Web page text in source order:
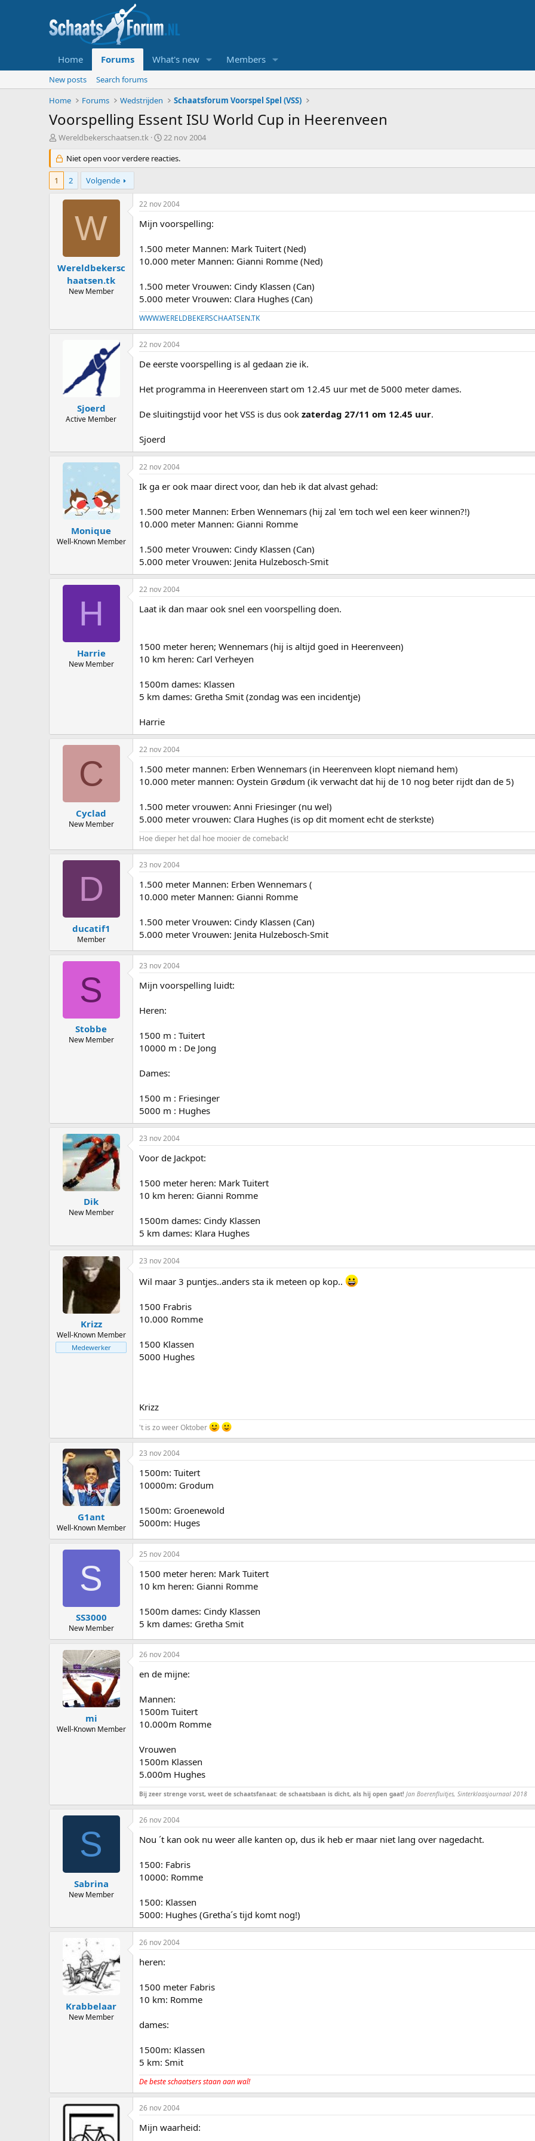
Home Forums What's new Members
New posts
Search forums
Home
Forums Wedstrijden Schaatsforum Voorspel Spel (VSS)
Voorspelling Essent ISU World Cup in Heerenveen
T
p
i
s
Wereldbekerschaatsen.tk
S
a
r
a
t
u
22 nov 2004
Niet open voor verdere reacties.
1 2 Volgende
W
Wereldbekersc
haatsen.tk
New Member
22 nov 2004
Mijn voorspelling:
1.500 meter Mannen: Mark Tuitert (Ned)
10.000 meter Mannen: Gianni Romme (Ned)
1.500 meter Vrouwen: Cindy Klassen (Can)
5.000 meter Vrouwen: Clara Hughes (Can)
WWW.WERELDBEKERSCHAATSEN.TK
Sjoerd
Active Member
22 nov 2004
De eerste voorspelling is al gedaan zie ik.
Het programma in Heerenveen start om 12.45 uur met de 5000 meter dames.
De sluitingstijd voor het VSS is dus ook zaterdag 27/11 om 12.45 uur.
Sjoerd
Monique
Well-Known Member
22 nov 2004
Ik ga er ook maar direct voor, dan heb ik dat alvast gehad:
1.500 meter Mannen: Erben Wennemars (hij zal 'em toch wel een keer winnen?!)
10.000 meter Mannen: Gianni Romme
1.500 meter Vrouwen: Cindy Klassen (Can)
5.000 meter Vrouwen: Jenita Hulzebosch-Smit
H
Harrie
New Member
22 nov 2004
Laat ik dan maar ook snel een voorspelling doen.
1500 meter heren; Wennemars (hij is altijd goed in Heerenveen)
10 km heren: Carl Verheyen
1500m dames: Klassen
5 km dames: Gretha Smit (zondag was een incidentje)
Harrie
C
Cyclad
New Member
22 nov 2004
1.500 meter mannen: Erben Wennemars (in Heerenveen klopt niemand hem)
10.000 meter mannen: Oystein Grødum (ik verwacht dat hij de 10 nog beter rijdt dan de 5)
1.500 meter vrouwen: Anni Friesinger (nu wel)
5.000 meter vrouwen: Clara Hughes (is op dit moment echt de sterkste)
Hoe dieper het dal hoe mooier de comeback!
D
ducatif1
Member
23 nov 2004
1.500 meter Mannen: Erben Wennemars (
10.000 meter Mannen: Gianni Romme
1.500 meter Vrouwen: Cindy Klassen (Can)
5.000 meter Vrouwen: Jenita Hulzebosch-Smit
S
Stobbe
New Member
23 nov 2004
Mijn voorspelling luidt:
Heren:
1500 m : Tuitert
10000 m : De Jong
Dames:
1500 m : Friesinger
5000 m : Hughes
Dik
New Member
23 nov 2004
Voor de Jackpot:
1500 meter heren: Mark Tuitert
10 km heren: Gianni Romme
1500m dames: Cindy Klassen
5 km dames: Klara Hughes
Krizz
Well-Known Member
Medewerker
23 nov 2004
Wil maar 3 puntjes..anders sta ik meteen op kop..
1500 Frabris
10.000 Romme
1500 Klassen
5000 Hughes
Krizz
't is zo weer Oktober
G1ant
Well-Known Member
23 nov 2004
1500m: Tuitert
10000m: Grodum
1500m: Groenewold
5000m: Huges
S
SS3000
New Member
25 nov 2004
1500 meter heren: Mark Tuitert
10 km heren: Gianni Romme
1500m dames: Cindy Klassen
5 km dames: Gretha Smit
mi
Well-Known Member
26 nov 2004
en de mijne:
Mannen:
1500m Tuitert
10.000m Romme
Vrouwen
1500m Klassen
5.000m Hughes
Bij zeer strenge vorst, weet de schaatsfanaat: de schaatsbaan is dicht, als hij open gaat! Jan Boerenfluitjes, Sinterklaasjournaal 2018
S
Sabrina
New Member
26 nov 2004
Nou ´t kan ook nu weer alle kanten op, dus ik heb er maar niet lang over nagedacht.
1500: Fabris
10000: Romme
1500: Klassen
5000: Hughes (Gretha´s tijd komt nog!)
Krabbelaar
New Member
26 nov 2004
heren:
1500 meter Fabris
10 km: Romme
dames:
1500m: Klassen
5 km: Smit
De beste schaatsers staan aan wal!
26 nov 2004
Mijn waarheid: